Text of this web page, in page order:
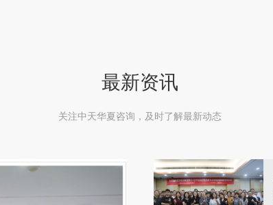
最新资讯
关注中天华夏咨询，及时了解最新动态